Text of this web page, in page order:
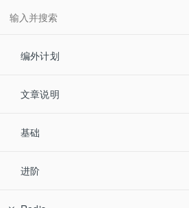
编外计划
文章说明
基础
进阶